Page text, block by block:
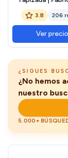
Barras
Válvulas de
Tejido 3D
Juego de Patas
Roscadas de
3.8 206
Ver precio
¿SIGUES
¿No hemos
nuestro
5.000+